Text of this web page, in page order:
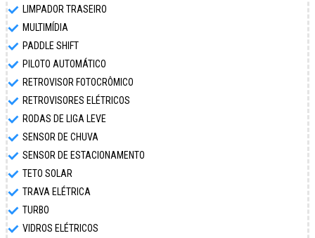
LIMPADOR TRASEIRO
MULTIMÍDIA
PADDLE SHIFT
PILOTO AUTOMÁTICO
RETROVISOR FOTOCRÔMICO
RETROVISORES ELÉTRICOS
RODAS DE LIGA LEVE
SENSOR DE CHUVA
SENSOR DE ESTACIONAMENTO
TETO SOLAR
TRAVA ELÉTRICA
TURBO
VIDROS ELÉTRICOS